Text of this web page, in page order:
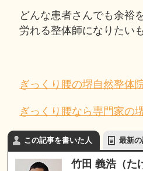
どんな患者さんでも余裕
労れる整体師になりたい
ぎっくり腰の堺自然整体
ぎっくり腰なら専門家の
この記事を書いた人 最新
竹田 義浩（た